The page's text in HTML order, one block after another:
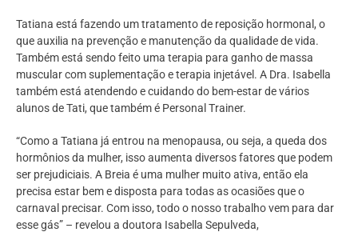
Tatiana está fazendo um tratamento de reposição hormonal, o
que auxilia na prevenção e manutenção da qualidade de vida.
Também está sendo feito uma terapia para ganho de massa
muscular com suplementação e terapia injetável. A Dra. Isabella
também está atendendo e cuidando do bem-estar de vários
alunos de Tati, que também é Personal Trainer.
“Como a Tatiana já entrou na menopausa, ou seja, a queda dos
hormônios da mulher, isso aumenta diversos fatores que podem
ser prejudiciais. A Breia é uma mulher muito ativa, então ela
precisa estar bem e disposta para todas as ocasiões que o
carnaval precisar. Com isso, todo o nosso trabalho vem para dar
esse gás” – revelou a doutora Isabella Sepulveda,